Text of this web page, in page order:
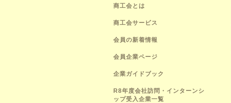
商工会とは
商工会サービス
会員の新着情報
会員企業ページ
企業ガイドブック
R8年度会社訪問・インターンシ
ップ受入企業一覧